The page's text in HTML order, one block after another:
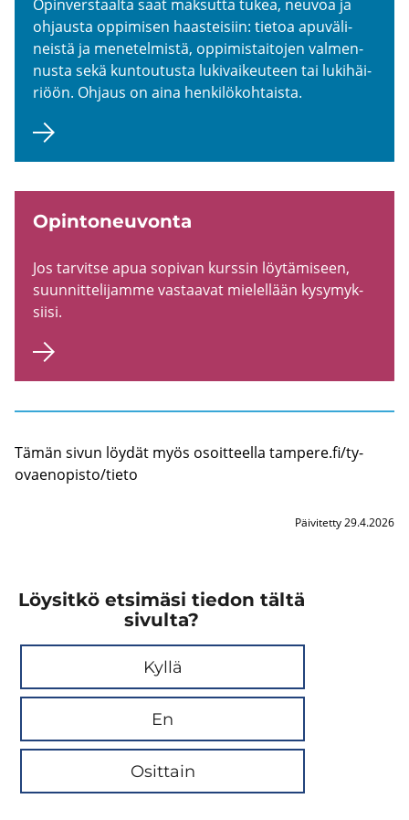
Opin­vers­taal­ta saat mak­sut­ta tukea, neu­voa ja
oh­jaus­ta op­pi­mi­sen haas­tei­siin: tie­toa apu­vä­li­
neis­tä ja me­ne­tel­mis­tä, op­pi­mis­tai­to­jen val­men­
nus­ta sekä kun­tou­tus­ta lu­ki­vai­keu­teen tai lu­ki­häi­
ri­öön. Oh­jaus on aina hen­ki­lö­koh­tais­ta.
Opin­to­neu­von­ta
Jos tar­vit­se apua so­pi­van kurs­sin löy­tä­mi­seen,
suun­nit­te­li­jam­me vas­taa­vat mie­lel­lään ky­sy­myk­
sii­si.
Tämän sivun löy­dät myös osoit­teel­la tam­pe­re.fi/ty­
ovaen­opis­to/tieto
Päivitetty 29.4.2026
Löysitkö etsimäsi tiedon tältä
sivulta?
Kyllä
En
Osittain